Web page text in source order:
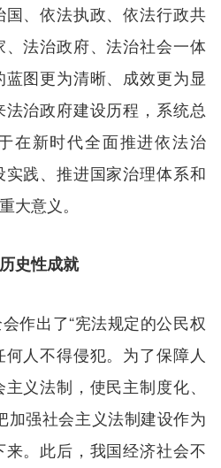
、依法执政、依法行政共
法治政府、法治社会一体
图更为清晰、成效更为显
治政府建设历程，系统总
在新时代全面推进依法治
践、推进国家治理体系和
大意义。
史性成就
作出了“宪法规定的公民权
人不得侵犯。为了保障人
义法制，使民主制度化、
加强社会主义法制建设作为
。此后，我国经济社会不